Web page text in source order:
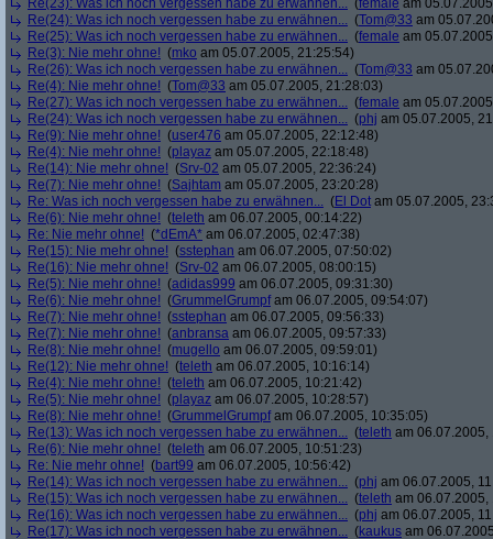
Re(23): Was ich noch vergessen habe zu erwähnen... (female am
Re(24): Was ich noch vergessen habe zu erwähnen... (Tom@33 am
Re(25): Was ich noch vergessen habe zu erwähnen... (female am
Re(3): Nie mehr ohne! (mko am 05.07.2005, 21:25:54)
Re(26): Was ich noch vergessen habe zu erwähnen... (Tom@33 am
Re(4): Nie mehr ohne! (Tom@33 am 05.07.2005, 21:28:03)
Re(27): Was ich noch vergessen habe zu erwähnen... (female am
Re(24): Was ich noch vergessen habe zu erwähnen... (phj am 05.07.2005,
Re(9): Nie mehr ohne! (user476 am 05.07.2005, 22:12:48)
Re(4): Nie mehr ohne! (playaz am 05.07.2005, 22:18:48)
Re(14): Nie mehr ohne! (Srv-02 am 05.07.2005, 22:36:24)
Re(7): Nie mehr ohne! (Sajhtam am 05.07.2005, 23:20:28)
Re: Was ich noch vergessen habe zu erwähnen... (El Dot am 05.07.2005,
Re(6): Nie mehr ohne! (teleth am 06.07.2005, 00:14:22)
Re: Nie mehr ohne! (*dEmA* am 06.07.2005, 02:47:38)
Re(15): Nie mehr ohne! (sstephan am 06.07.2005, 07:50:02)
Re(16): Nie mehr ohne! (Srv-02 am 06.07.2005, 08:00:15)
Re(5): Nie mehr ohne! (adidas999 am 06.07.2005, 09:31:30)
Re(6): Nie mehr ohne! (GrummelGrumpfam 06.07.2005, 09:54:07)
Re(7): Nie mehr ohne! (sstephan am 06.07.2005, 09:56:33)
Re(7): Nie mehr ohne! (anbransa am 06.07.2005, 09:57:33)
Re(8): Nie mehr ohne! (mugello am 06.07.2005, 09:59:01)
Re(12): Nie mehr ohne! (teleth am 06.07.2005, 10:16:14)
Re(4): Nie mehr ohne! (teleth am 06.07.2005, 10:21:42)
Re(5): Nie mehr ohne! (playaz am 06.07.2005, 10:28:57)
Re(8): Nie mehr ohne! (GrummelGrumpfam 06.07.2005, 10:35:05)
Re(13): Was ich noch vergessen habe zu erwähnen... (teleth am 06.07.2005,
Re(6): Nie mehr ohne! (teleth am 06.07.2005, 10:51:23)
Re: Nie mehr ohne! (bart99 am 06.07.2005, 10:56:42)
Re(14): Was ich noch vergessen habe zu erwähnen... (phj am 06.07.2005,
Re(15): Was ich noch vergessen habe zu erwähnen... (teleth am 06.07.2005,
Re(16): Was ich noch vergessen habe zu erwähnen... (phj am 06.07.2005,
Re(17): Was ich noch vergessen habe zu erwähnen... (kaukus am